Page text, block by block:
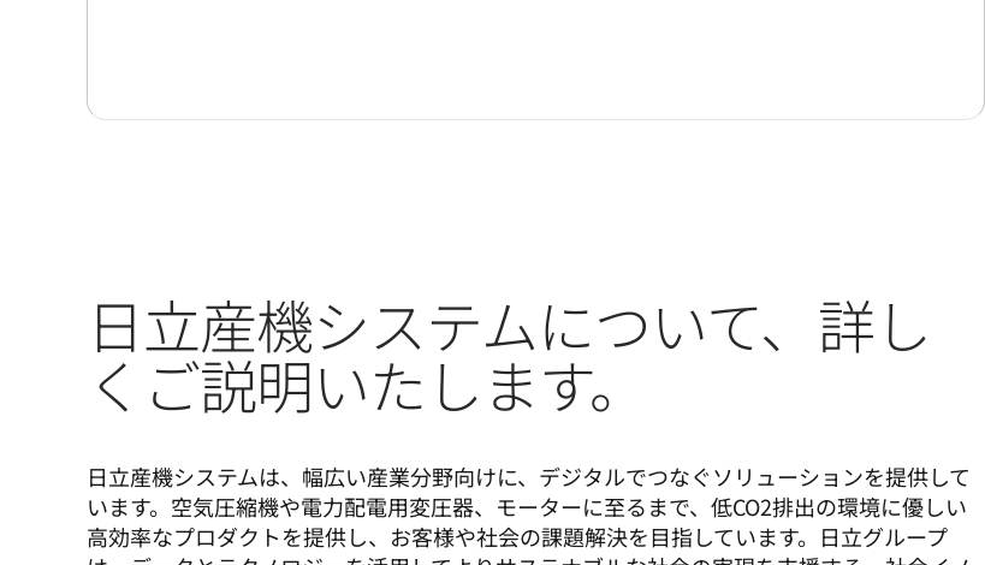
日立産機システムについて、詳し
くご説明いたします。
日立産機システムは、幅広い産業分野向けに、デジタルでつなぐソリューションを提供して
います。空気圧縮機や電力配電用変圧器、モーターに至るまで、低CO2排出の環境に優しい
高効率なプロダクトを提供し、お客様や社会の課題解決を目指しています。日立グループ